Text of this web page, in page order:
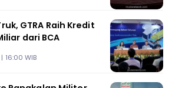
GTRA Raih Kredit
dari BCA
WIB